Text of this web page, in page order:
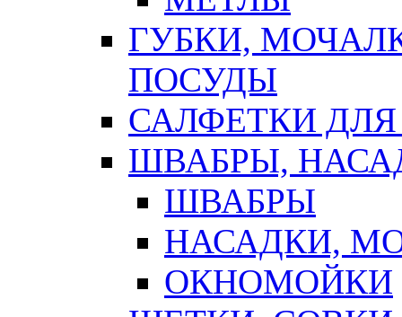
ГУБКИ,
ПОСУДЫ
САЛФЕТКИ
ШВАБРЫ,
ШВАБРЫ
НАСАДКИ,
ОКНОМОЙКИ